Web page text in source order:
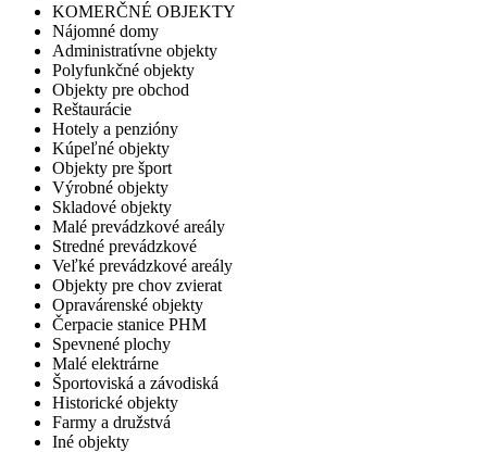
KOMERČNÉ OBJEKTY
Nájomné domy
Administratívne objekty
Polyfunkčné objekty
Objekty pre obchod
Reštaurácie
Hotely a penzióny
Kúpeľné objekty
Objekty pre šport
Výrobné objekty
Skladové objekty
Malé prevádzkové areály
Stredné prevádzkové
Veľké prevádzkové areály
Objekty pre chov zvierat
Opravárenské objekty
Čerpacie stanice PHM
Spevnené plochy
Malé elektrárne
Športoviská a závodiská
Historické objekty
Farmy a družstvá
Iné objekty